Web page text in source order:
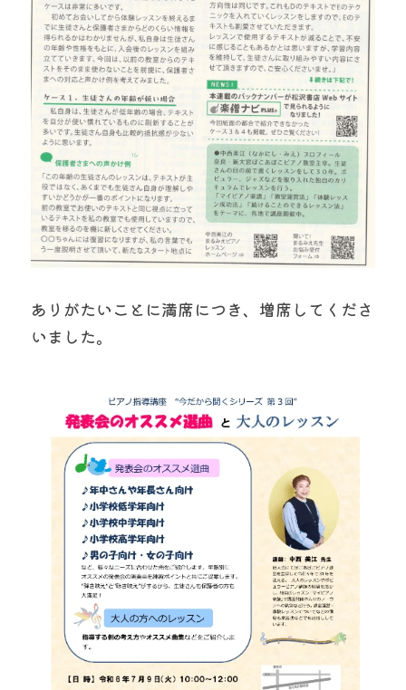
ありがたいことに満席につき、増席してくださ
いました。